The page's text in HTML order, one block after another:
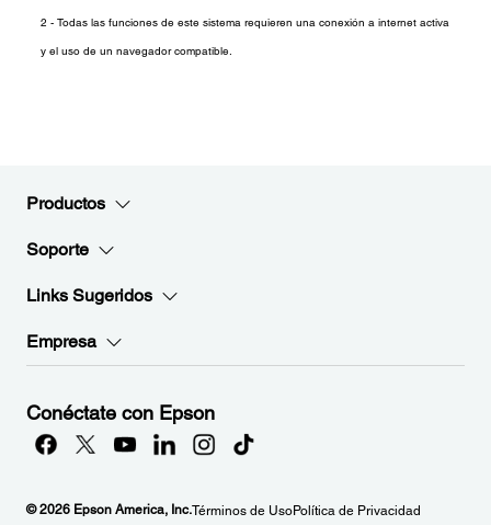
2 - Todas las funciones de este sistema requieren una conexión a internet activa
y el uso de un navegador compatible.
Productos
Soporte
Links Sugeridos
Empresa
Conéctate con Epson
© 2026 Epson America, Inc.Términos de UsoPolítica de Privacidad